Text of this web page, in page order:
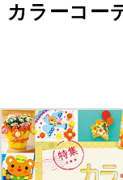
カラーコー